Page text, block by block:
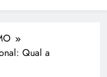
Qual a